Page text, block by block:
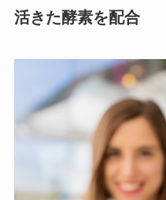
活きた酵素を配合